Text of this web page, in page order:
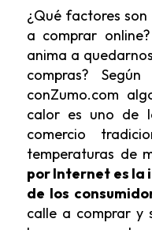
¿Qué factores
a comprar
anima a
compras?
conZumo.com
calor es uno de
comercio
temperaturas de
por Internet es la
de los
calle a comprar y